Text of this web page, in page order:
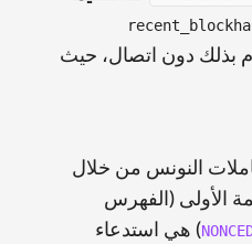
بذلك دون اتصال، حيث
النونس من خلال
الأولى (الفهرس
= 0) هي استدعاء